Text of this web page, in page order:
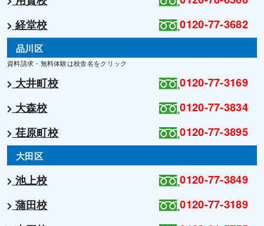
経堂校
0120-77-3682
品川区
資料請求・無料体験は校舎名をクリック
大井町校
0120-77-3169
大森校
0120-77-3834
荏原町校
0120-77-3895
大田区
池上校
0120-77-3849
蒲田校
0120-77-3189